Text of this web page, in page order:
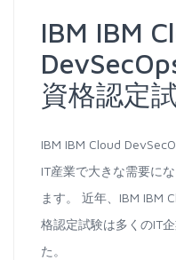
IBM IBM
資格認定
IBM IBM Cloud
IT産業で大きな需要に
ます。 近年、IBM IBM
格認定試験は多くのIT
た。